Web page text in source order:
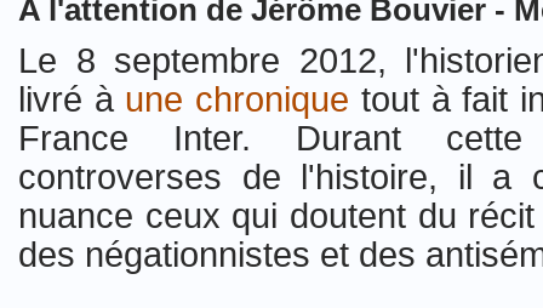
A l'attention de Jérôme Bouvier -
Le 8 septembre 2012,
livré à une chronique tout à fait
France Inter. Durant
controverses de l'histoire, il a
nuance ceux qui doutent du
des négationnistes et des